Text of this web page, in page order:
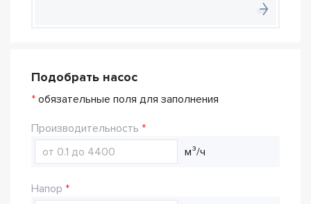
Подобрать насос
* обязательные поля для заполнения
Производительность
м³/ч
Напор